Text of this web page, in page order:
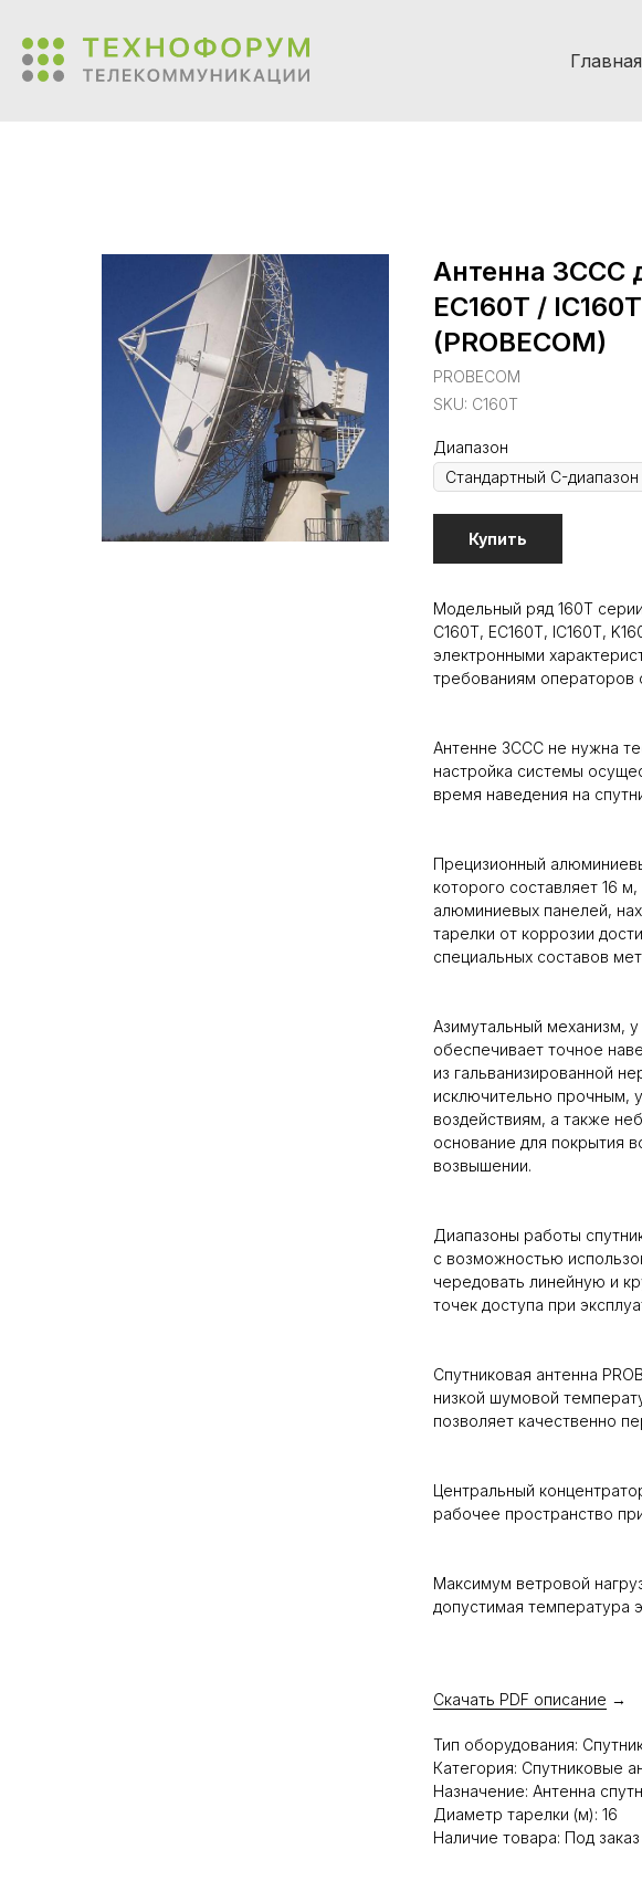
Главная
Антенна ЗССС
EC160T /
(PROBECOM)
PROBECOM
SKU: C160T
Диапазон
Купить
Модельный ряд 160T
C160T, EC160T, IC160T,
электронными
требованиям операторов
Антенне 3ССС не нужна
настройка системы
время наведения на
Прецизионный
которого составляет 16
алюминиевых панелей,
тарелки от коррозии
специальных составов
Азимутальный механизм,
обеспечивает точное
из гальванизированной
исключительно прочным,
воздействиям, а также
основание для покрытия
возвышении.
Диапазоны работы
с возможностью
чередовать линейную и
точек доступа при
Спутниковая антенна
низкой шумовой
позволяет качественно
Центральный
рабочее пространство
Максимум ветровой
допустимая температура
Скачать PDF описание →
Тип оборудования:
Категория: Спутниковые
Назначение: Антенна
Диаметр тарелки (м): 16
Наличие товара: Под заказ